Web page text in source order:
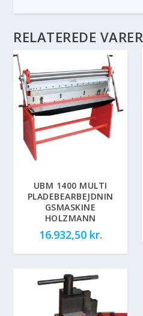
RELATEREDE VARER
UBM 1400 MULTI
PLADEBEARBEJDNIN
GSMASKINE
HOLZMANN
16.932,50 kr.